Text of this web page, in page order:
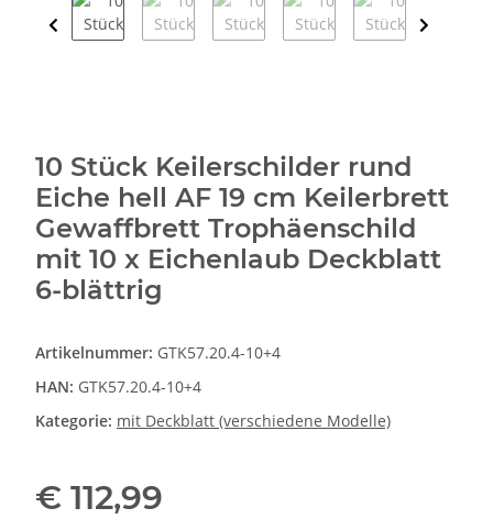
10 Stück Keilerschilder rund
Eiche hell AF 19 cm Keilerbrett
Gewaffbrett Trophäenschild
mit 10 x Eichenlaub Deckblatt
6-blättrig
Artikelnummer: GTK57.20.4-10+4
HAN: GTK57.20.4-10+4
Kategorie: mit Deckblatt (verschiedene Modelle)
€ 112,99